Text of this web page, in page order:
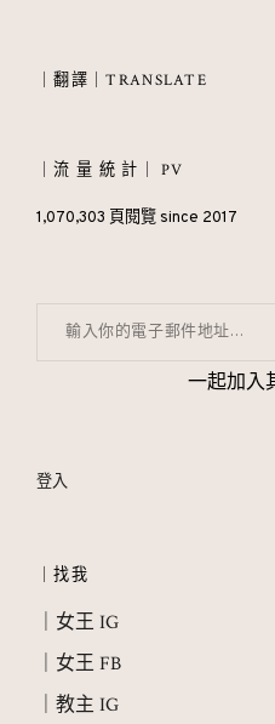
｜翻譯｜TRANSLATE
｜流 量 統 計｜ PV
1,070,303 頁閱覽 since 2017
一起加入
登入
｜找我
｜女王 IG
｜女王 FB
｜教主 IG